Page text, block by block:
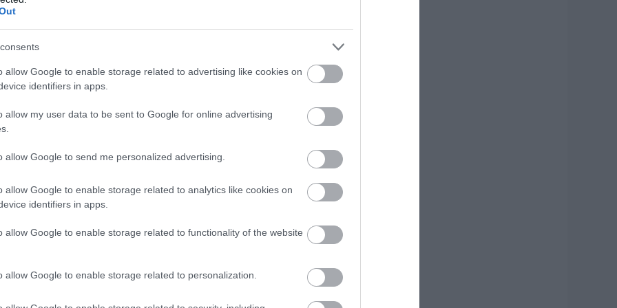
allow Google to enable storage related to advertising like cookies on
identifiers in apps.
allow my user data to be sent to Google for online advertising
allow Google to send me personalized advertising.
allow Google to enable storage related to analytics like cookies on
identifiers in apps.
allow Google to enable storage related to functionality of the website
allow Google to enable storage related to personalization.
φαινόμενο που έχει λάβει ανησυχητικές
χρόνια.
και έφηβοι συμμετέχουν σε βίαιες
ή ευρύτερα κοινωνικά περιβάλλοντα.
Συγκεντρώνει
οικογένειες για τον
Δεκαπενταύγουστο!
ενδεχόμενο
πυρκαγιάς σήμερα ο
Χρήσιμα τηλέφωνα